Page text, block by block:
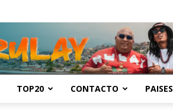
TOP20 CONTACTO PAISES